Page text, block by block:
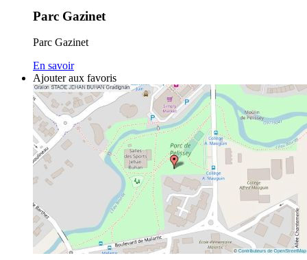
Parc Gazinet
Parc Gazinet
En savoir
Ajouter aux favoris